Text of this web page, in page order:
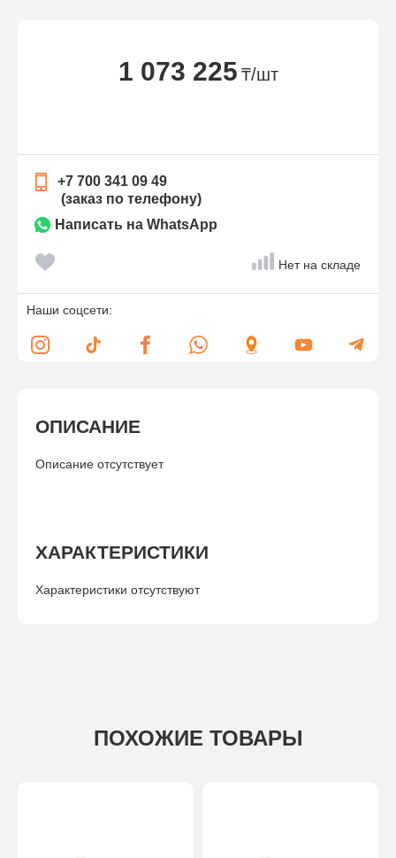
ОПИСАНИЕ
Описание отсутствует
ХАРАКТЕРИСТИКИ
Характеристики отсутствуют
1 073 225 ₸/шт
+7 700 341 09 49
(заказ по телефону)
Написать на WhatsApp
Нет на складе
Наши соцсети:
ПОХОЖИЕ ТОВАРЫ